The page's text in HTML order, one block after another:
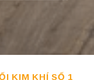
KIM KHÍ SỐ 1